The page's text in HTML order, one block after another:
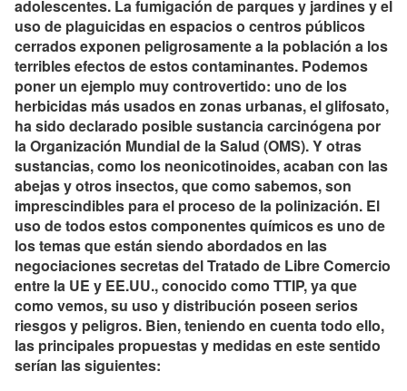
adolescentes. La fumigación de parques y jardines y el
uso de plaguicidas en espacios o centros públicos
cerrados exponen peligrosamente a la población a los
terribles efectos de estos contaminantes. Podemos
poner un ejemplo muy controvertido: uno de los
herbicidas más usados en zonas urbanas, el glifosato,
ha sido declarado posible sustancia carcinógena por
la Organización Mundial de la Salud (OMS). Y otras
sustancias, como los neonicotinoides, acaban con las
abejas y otros insectos, que como sabemos, son
imprescindibles para el proceso de la polinización. El
uso de todos estos componentes químicos es uno de
los temas que están siendo abordados en las
negociaciones secretas del Tratado de Libre Comercio
entre la UE y EE.UU., conocido como TTIP, ya que
como vemos, su uso y distribución poseen serios
riesgos y peligros. Bien, teniendo en cuenta todo ello,
las principales propuestas y medidas en este sentido
serían las siguientes: